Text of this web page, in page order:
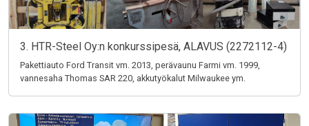
3. HTR-Steel Oy:n konkurssipesä, ALAVUS (2272112-4)
Pakettiauto Ford Transit vm. 2013, perävaunu Farmi vm. 1999,
vannesaha Thomas SAR 220, akkutyökalut Milwaukee ym.